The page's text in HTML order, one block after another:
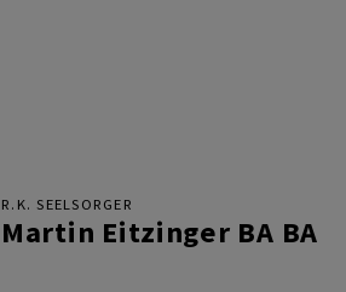
R.K. SEELSORGER
Martin Eitzinger BA BA